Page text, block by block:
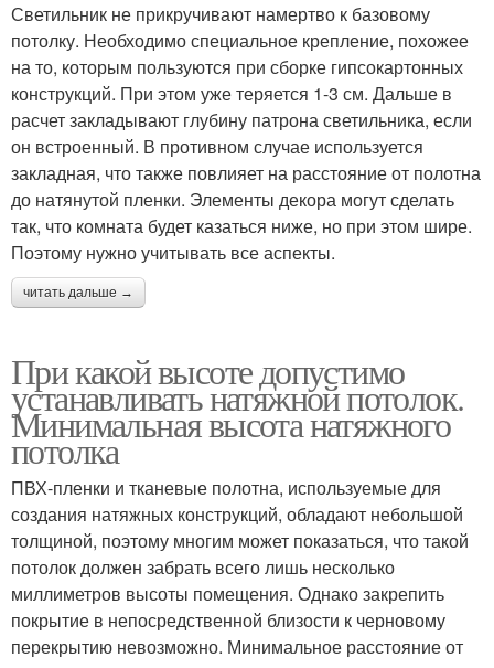
Светильник не прикручивают намертво к базовому
потолку. Необходимо специальное крепление, похожее
на то, которым пользуются при сборке гипсокартонных
конструкций. При этом уже теряется 1-3 см. Дальше в
расчет закладывают глубину патрона светильника, если
он встроенный. В противном случае используется
закладная, что также повлияет на расстояние от полотна
до натянутой пленки. Элементы декора могут сделать
так, что комната будет казаться ниже, но при этом шире.
Поэтому нужно учитывать все аспекты.
читать дальше →
При какой высоте допустимо
устанавливать натяжной потолок.
Минимальная высота натяжного
потолка
ПВХ-пленки и тканевые полотна, используемые для
создания натяжных конструкций, обладают небольшой
толщиной, поэтому многим может показаться, что такой
потолок должен забрать всего лишь несколько
миллиметров высоты помещения. Однако закрепить
покрытие в непосредственной близости к черновому
перекрытию невозможно. Минимальное расстояние от